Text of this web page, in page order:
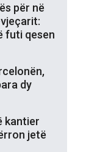
për në
futi qesen
dy
kantier
jetë